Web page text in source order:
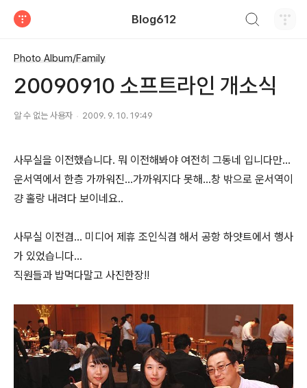
Blog612
Photo Album/Family
20090910 소프트라인 개소식
알 수 없는 사용자 2009. 9. 10. 19:49
사무실을 이전했습니다. 뭐 이전해봐야 여전히 그동네 입니다만...
운서역에서 한층 가까워진...가까워지다 못해...창 밖으로 운서역이
걍 홀랑 내려다 보이네요..
사무실 이전겸... 미디어 제휴 조인식겸 해서 공항 하얏트에서 행사
가 있었습니다...
직원들과 밥먹다말고 사진한장!!